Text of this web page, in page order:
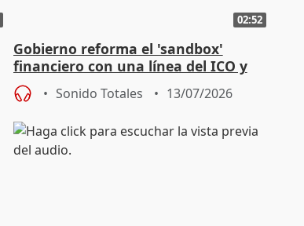
02:52
Gobierno reforma el 'sandbox'
financiero con una línea del ICO y
una reducción de plazos
Sonido Totales 13/07/2026